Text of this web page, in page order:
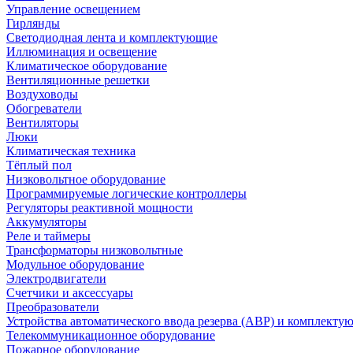
Управление освещением
Гирлянды
Светодиодная лента и комплектующие
Иллюминация и освещение
Климатическое оборудование
Вентиляционные решетки
Воздуховоды
Обогреватели
Вентиляторы
Люки
Климатическая техника
Тёплый пол
Низковольтное оборудование
Программируемые логические контроллеры
Регуляторы реактивной мощности
Аккумуляторы
Реле и таймеры
Трансформаторы низковольтные
Модульное оборудование
Электродвигатели
Счетчики и аксессуары
Преобразователи
Устройства автоматического ввода резерва (АВР) и
Телекоммуникационное оборудование
Пожарное оборудование